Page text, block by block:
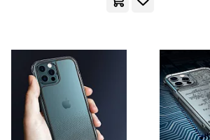
《網路遊戲密技吱吱叫》、《網
遊戲強者特攻》作者群(71)
全國衛生專業技術資格考試專家
員會編寫(71)
SONY MUSIC(421)
大連理工大學出版社(420)